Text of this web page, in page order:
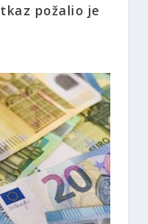
požalio je